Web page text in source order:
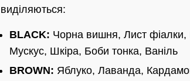
виділяються:
BLACK: Чорна вишня, Лист фіалки,
Мускус, Шкіра, Боби тонка, Ваніль
BROWN: Яблуко, Лаванда,